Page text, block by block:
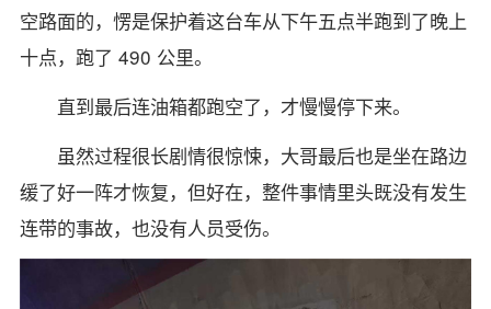
空路面的，愣是保护着这台车从下午五点半跑到了晚上
十点，跑了 490 公里。
直到最后连油箱都跑空了，才慢慢停下来。
虽然过程很长剧情很惊悚，大哥最后也是坐在路边
缓了好一阵才恢复，但好在，整件事情里头既没有发生
连带的事故，也没有人员受伤。